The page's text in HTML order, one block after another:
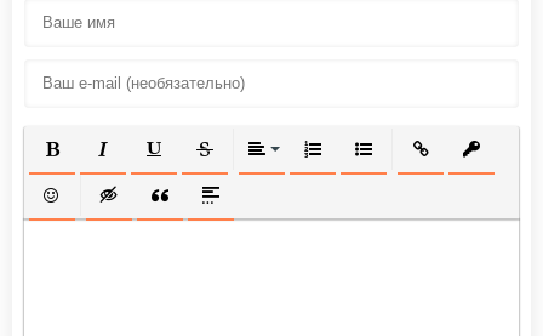
ПОЛУЖИРНЫЙ
КУРСИВПОДЧЕРКНУТЫЙ
ЗАЧЕРКНУТЫЙВЫРАВНИВАНИЕ
НУМЕРОВАННЫЙ СПИСОК
МАРКИРОВАННЫЙ
ВСТАВИТЬ
ВСТАВИТЬ СМАЙЛИК
ВСТАВКА СКРЫТОГО ТЕКСТА
ВСТАВКА ЦИТАТЫ
ВСТАВКА СПОЙЛЕРА